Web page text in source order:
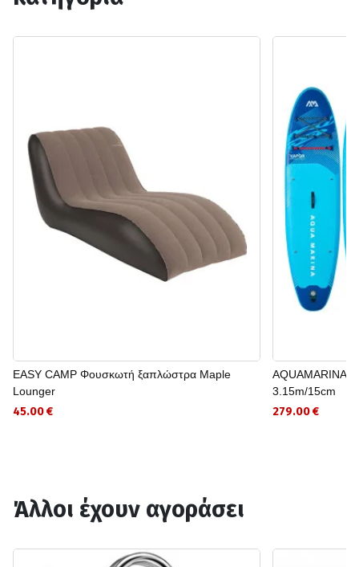
EASY CAMP Φουσκωτή ξαπλώστρα Maple
Lounger
45.00 €
AQUAMARINA
3.15m/15cm
279.00 €
Άλλοι έχουν αγοράσει